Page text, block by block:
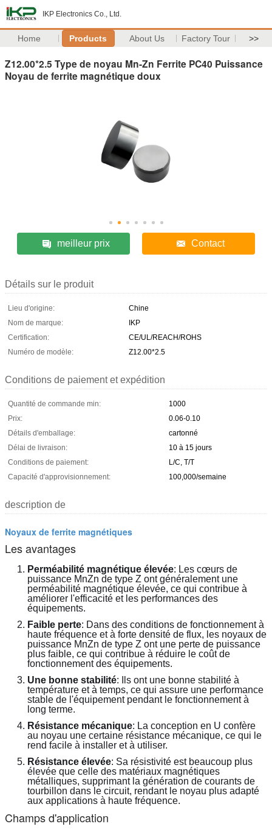
IKP Electronics Co., Ltd.
Home Products About Us Factory Tour >>
Z12.00*2.5 Type de noyau Mn-Zn Ferrite PC40 Puissance
Noyau de ferrite magnétique doux
meilleur prix Contact
Détails sur le produit
Lieu d'origine:
Chine
Nom de marque:
IKP
Certification:
CE/UL/REACH/ROHS
Numéro de modèle:
Z12.00*2.5
Conditions de paiement et expédition
Quantité de commande min:
1000
Prix:
0.06-0.10
Détails d'emballage:
cartonné
Délai de livraison:
10 à 15 jours
Conditions de paiement:
L/C, T/T
Capacité d'approvisionnement:
100,000/semaine
description de
Noyaux de ferrite magnétiques
Les avantages
Perméabilité magnétique élevée: Les cœurs de
puissance MnZn de type Z ont généralement une
perméabilité magnétique élevée, ce qui contribue à
améliorer l'efficacité et les performances des
équipements.
Faible perte: Dans des conditions de fonctionnement à
haute fréquence et à forte densité de flux, les noyaux de
puissance MnZn de type Z ont une perte de puissance
plus faible, ce qui contribue à réduire le coût de
fonctionnement des équipements.
Une bonne stabilité: Ils ont une bonne stabilité à
température et à temps, ce qui assure une performance
stable de l'équipement pendant le fonctionnement à
long terme.
Résistance mécanique: La conception en U confère
au noyau une certaine résistance mécanique, ce qui le
rend facile à installer et à utiliser.
Résistance élevée: Sa résistivité est beaucoup plus
élevée que celle des matériaux magnétiques
métalliques, supprimant la génération de courants de
tourbillon dans le circuit, rendant le noyau plus adapté
aux applications à haute fréquence.
Champs d'application